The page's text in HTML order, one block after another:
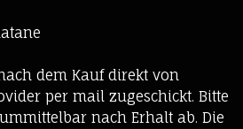
dem Kauf direkt von
per mail zugeschickt. Bitte
nach Erhalt ab. Die